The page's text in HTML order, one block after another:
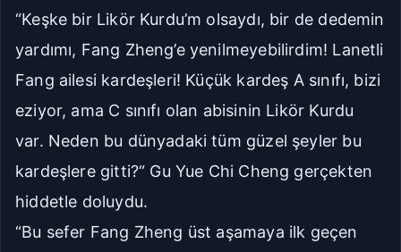
“Keşke bir Likör Kurdu’m olsaydı, bir de dedemin
yardımı, Fang Zheng’e yenilmeyebilirdim! Lanetli
Fang ailesi kardeşleri! Küçük kardeş A sınıfı, bizi
eziyor, ama C sınıfı olan abisinin Likör Kurdu
var. Neden bu dünyadaki tüm güzel şeyler bu
kardeşlere gitti?“ Gu Yue Chi Cheng gerçekten
hiddetle doluydu.
“Bu sefer Fang Zheng üst aşamaya ilk geçen